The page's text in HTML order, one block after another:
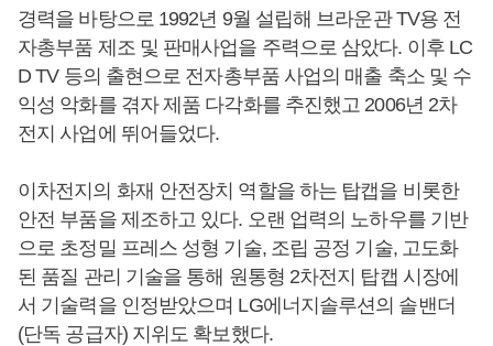
경력을 바탕으로 1992년 9월 설립해 브라운관 TV용 전
자총부품 제조 및 판매사업을 주력으로 삼았다. 이후 LC
D TV 등의 출현으로 전자총부품 사업의 매출 축소 및 수
익성 악화를 겪자 제품 다각화를 추진했고 2006년 2차
전지 사업에 뛰어들었다.
이차전지의 화재 안전장치 역할을 하는 탑캡을 비롯한
안전 부품을 제조하고 있다. 오랜 업력의 노하우를 기반
으로 초정밀 프레스 성형 기술, 조립 공정 기술, 고도화
된 품질 관리 기술을 통해 원통형 2차전지 탑캡 시장에
서 기술력을 인정받았으며 LG에너지솔루션의 솔밴더
(단독 공급자) 지위도 확보했다.